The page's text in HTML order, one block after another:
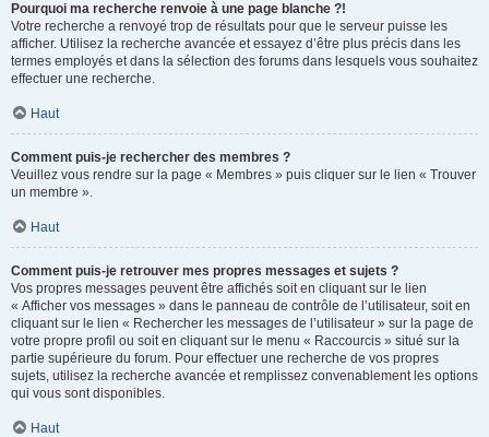
Pourquoi ma recherche renvoie à une page blanche ?!
Votre recherche a renvoyé trop de résultats pour que le serveur puisse les
afficher. Utilisez la recherche avancée et essayez d’être plus précis dans les
termes employés et dans la sélection des forums dans lesquels vous souhaitez
effectuer une recherche.
Haut
Comment puis-je rechercher des membres ?
Veuillez vous rendre sur la page « Membres » puis cliquer sur le lien « Trouver
un membre ».
Haut
Comment puis-je retrouver mes propres messages et sujets ?
Vos propres messages peuvent être affichés soit en cliquant sur le lien
« Afficher vos messages » dans le panneau de contrôle de l’utilisateur, soit en
cliquant sur le lien « Rechercher les messages de l’utilisateur » sur la page de
votre propre profil ou soit en cliquant sur le menu « Raccourcis » situé sur la
partie supérieure du forum. Pour effectuer une recherche de vos propres
sujets, utilisez la recherche avancée et remplissez convenablement les options
qui vous sont disponibles.
Haut